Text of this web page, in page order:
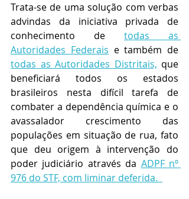
Trata-se de uma solução com verbas
advindas da iniciativa privada de
conhecimento de todas as
Autoridades Federais
todas as Autoridades Distritais, que
beneficiará todos os estados
brasileiros nesta difícil tarefa de
combater a dependência química e o
avassalador crescimento das
populações em situação de rua, fato
que deu origem à intervenção do
poder judiciário através da ADPF nº
976 do STF, com liminar deferida.